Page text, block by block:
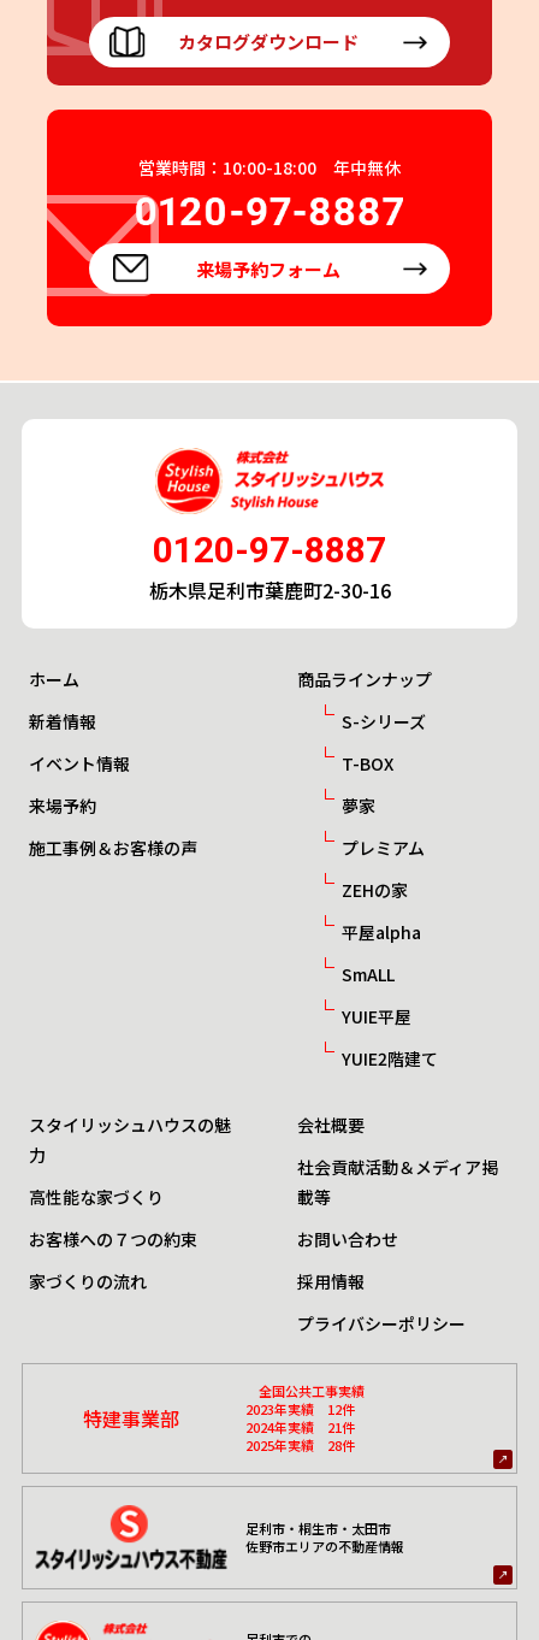
カタログダウンロード
営業時間：10:00-18:00 年中無休
来場予約フォーム
0120-97-8887
栃木県足利市葉鹿町2-30-16
ホーム
新着情報
イベント情報
来場予約
施工事例＆お客様の声
商品ラインナップ
S-シリーズ
T-BOX
夢家
プレミアム
ZEHの家
平屋alpha
SmALL
YUIE平屋
YUIE2階建て
スタイリッシュハウスの魅
力
高性能な家づくり
お客様への７つの約束
家づくりの流れ
会社概要
社会貢献活動＆メディア掲
載等
お問い合わせ
採用情報
プライバシーポリシー
特建事業部
全国公共工事実績
2023年実績 12件
2024年実績 21件
2025年実績 28件
足利市・桐生市・太田市
佐野市エリアの不動産情報